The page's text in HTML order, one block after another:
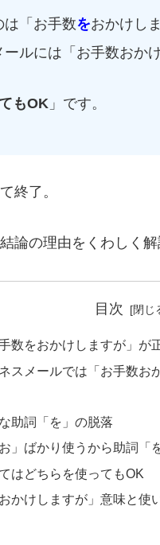
は「お手数をおかけし
ルには「お手数おか
もOK 」です。
終了。
論の理由をくわしく解
目次
数をおかけしますが」が
スメールでは「お手数お
助詞「を」の脱落
」ばかり使うから助詞「
はどちらを使ってもOK
おかけしますが」意味と使